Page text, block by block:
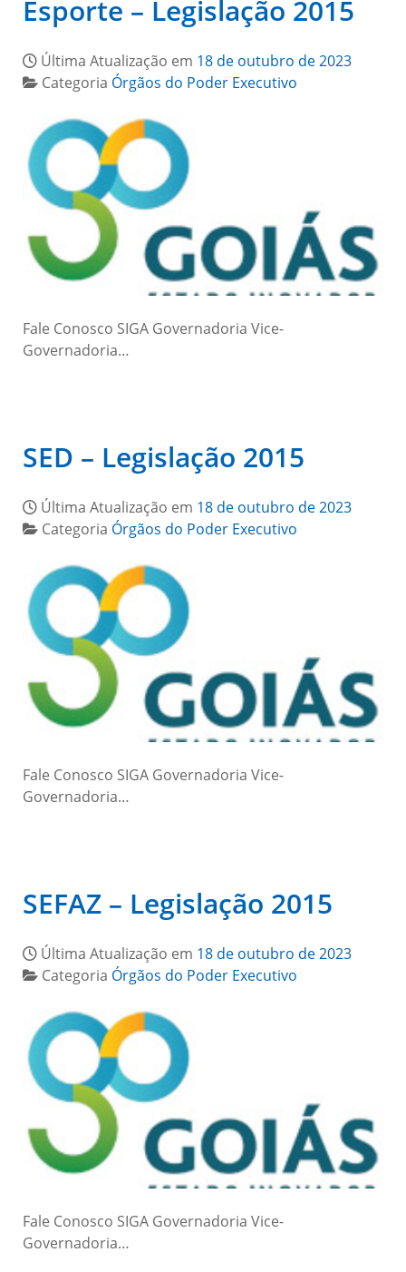
Esporte – Legislação 2015
Última Atualização em 18 de outubro de 2023
Categoria Órgãos do Poder Executivo
Fale Conosco SIGA Governadoria Vice-
Governadoria…
SED – Legislação 2015
Última Atualização em 18 de outubro de 2023
Categoria Órgãos do Poder Executivo
Fale Conosco SIGA Governadoria Vice-
Governadoria…
SEFAZ – Legislação 2015
Última Atualização em 18 de outubro de 2023
Categoria Órgãos do Poder Executivo
Fale Conosco SIGA Governadoria Vice-
Governadoria…